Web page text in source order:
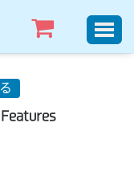
Features